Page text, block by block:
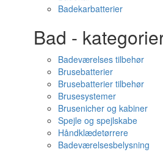
Badekarbatterier
Bad -
Badeværelses tilbehør
Brusebatterier
Brusebatterier tilbehør
Brusesystemer
Brusenicher og kabiner
Spejle og spejlskabe
Håndklædetørrere
Badeværelsesbelysning